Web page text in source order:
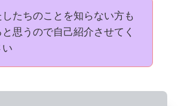
したちのことを知らない方も
と思うので自己紹介させてく
い